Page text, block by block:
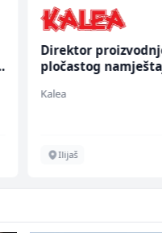
Direktor
pločastog
Kalea
Ilijaš